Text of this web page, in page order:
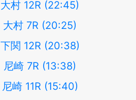
大村 12R (22:45)
大村 7R (20:25)
下関 12R (20:38)
尼崎 7R (13:38)
尼崎 11R (15:40)